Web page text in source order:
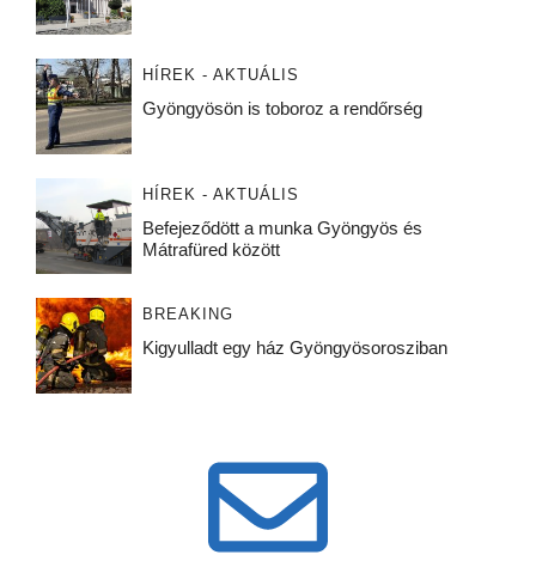
HÍREK - AKTUÁLIS
Gyöngyösön is toboroz a rendőrség
HÍREK - AKTUÁLIS
Befejeződött a munka Gyöngyös és
Mátrafüred között
BREAKING
Kigyulladt egy ház Gyöngyösorosziban